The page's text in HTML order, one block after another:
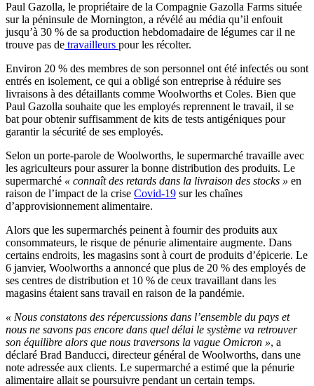
Paul Gazolla, le propriétaire de la Compagnie Gazolla Farms située
sur la péninsule de Mornington, a révélé au média qu’il enfouit
jusqu’à 30 % de sa production hebdomadaire de légumes car il ne
trouve pas de travailleurs pour les récolter.
Environ 20 % des membres de son personnel ont été infectés ou sont
entrés en isolement, ce qui a obligé son entreprise à réduire ses
livraisons à des détaillants comme Woolworths et Coles. Bien que
Paul Gazolla souhaite que les employés reprennent le travail, il se
bat pour obtenir suffisamment de kits de tests antigéniques pour
garantir la sécurité de ses employés.
Selon un porte-parole de Woolworths, le supermarché travaille avec
les agriculteurs pour assurer la bonne distribution des produits. Le
supermarché « connaît des retards dans la livraison des stocks » en
raison de l’impact de la crise Covid-19 sur les chaînes
d’approvisionnement alimentaire.
Alors que les supermarchés peinent à fournir des produits aux
consommateurs, le risque de pénurie alimentaire augmente. Dans
certains endroits, les magasins sont à court de produits d’épicerie. Le
6 janvier, Woolworths a annoncé que plus de 20 % des employés de
ses centres de distribution et 10 % de ceux travaillant dans les
magasins étaient sans travail en raison de la pandémie.
« Nous constatons des répercussions dans l’ensemble du pays et
nous ne savons pas encore dans quel délai le système va retrouver
son équilibre alors que nous traversons la vague Omicron », a
déclaré Brad Banducci, directeur général de Woolworths, dans une
note adressée aux clients. Le supermarché a estimé que la pénurie
alimentaire allait se poursuivre pendant un certain temps.